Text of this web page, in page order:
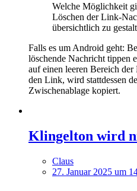
Welche Möglichkeit
Löschen der Link-
übersichtlich zu
Falls es um Android geht:
löschende Nachricht tippen
auf einen leeren Bereich
den Link, wird stattdessen
Zwischenablage kopiert.
Klingelton wird
Claus
27. Januar 2025 um